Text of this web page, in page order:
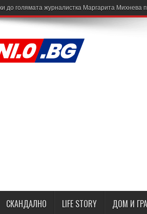
до голямата журналистка Маргарита Михнева
СКАНДАЛНО LIFE STORY ДОМ И